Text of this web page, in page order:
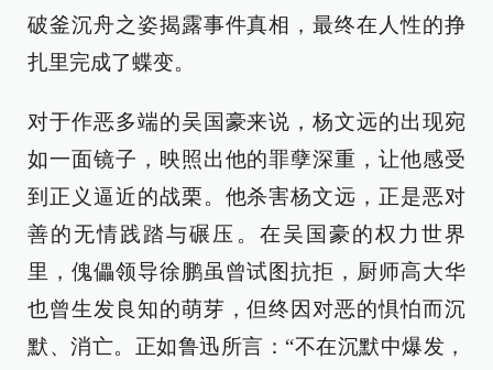
破釜沉舟之姿揭露事件真相，最终在人性的挣
扎里完成了蝶变。
对于作恶多端的吴国豪来说，杨文远的出现宛
如一面镜子，映照出他的罪孽深重，让他感受
到正义逼近的战栗。他杀害杨文远，正是恶对
善的无情践踏与碾压。在吴国豪的权力世界
里，傀儡领导徐鹏虽曾试图抗拒，厨师高大华
也曾生发良知的萌芽，但终因对恶的惧怕而沉
默、消亡。正如鲁迅所言：“不在沉默中爆发，